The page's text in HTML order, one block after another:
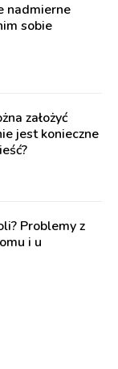
nadmierne
sobie
założyć
jest konieczne
Problemy z
i u